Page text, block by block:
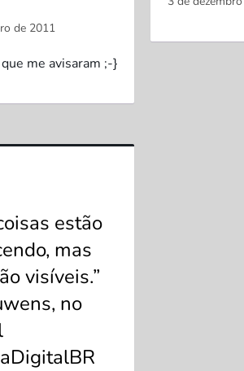
me avisaram ;-}
estão
mas
visíveis.”
no